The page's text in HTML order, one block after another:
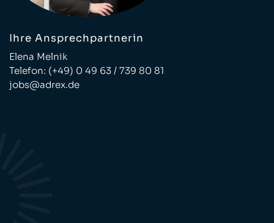
Ihre Ansprechpartnerin
Elena Melnik
Telefon: (+49) 0 49 63 / 739 80 81
jobs@adrex.de